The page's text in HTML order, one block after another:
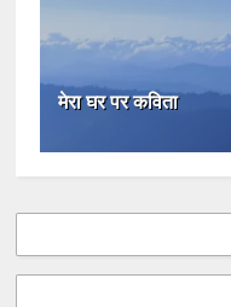
मेरा घर पर कविता